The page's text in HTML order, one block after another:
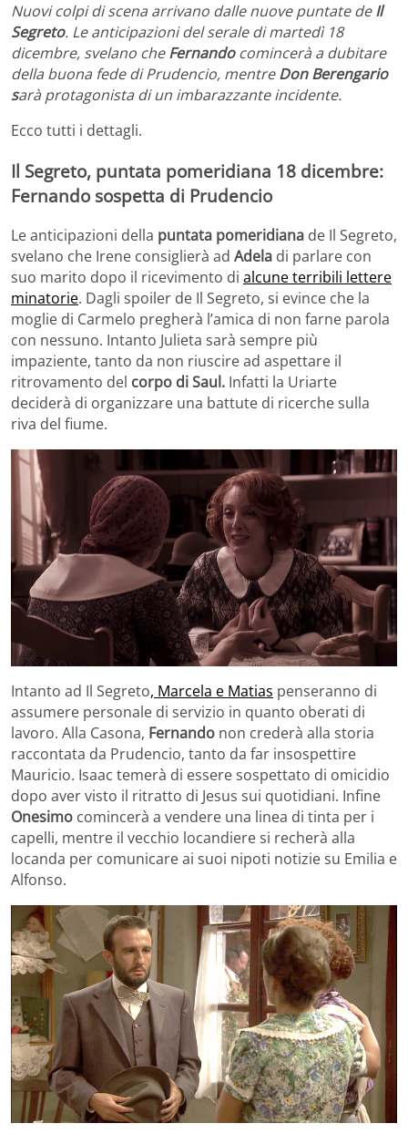
Nuovi colpi di scena arrivano dalle nuove puntate deIl
Segreto. Le anticipazioni del serale di martedì 18
dicembre, svelano cheFernandocomincerà a dubitare
della buona fede di Prudencio, mentreDon Berengario
sarà protagonista di un imbarazzante incidente.
Ecco tutti i dettagli.
Il Segreto, puntata pomeridiana 18 dicembre:
Fernando sospetta di Prudencio
Le anticipazioni della puntata pomeridiana de Il Segreto,
svelano che Irene consiglierà ad Adela di parlare con
suo marito dopo il ricevimento di alcune terribili lettere
minatorie. Dagli spoiler de Il Segreto, si evince che la
moglie di Carmelo pregherà l’amica di non farne parola
con nessuno. Intanto Julieta sarà sempre più
impaziente, tanto da non riuscire ad aspettare il
ritrovamento del corpo di Saul. Infatti la Uriarte
deciderà di organizzare una battute di ricerche sulla
riva del fiume.
Intanto ad Il Segreto, Marcela e Matias penseranno di
assumere personale di servizio in quanto oberati di
lavoro. Alla Casona, Fernando non crederà alla storia
raccontata da Prudencio, tanto da far insospettire
Mauricio. Isaac temerà di essere sospettato di omicidio
dopo aver visto il ritratto di Jesus sui quotidiani. Infine
Onesimo comincerà a vendere una linea di tinta per i
capelli, mentre il vecchio locandiere si recherà alla
locanda per comunicare ai suoi nipoti notizie su Emilia e
Alfonso.